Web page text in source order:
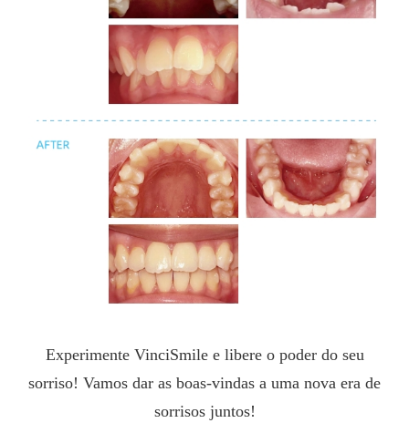
Experimente VinciSmile e libere o poder do seu
sorriso! Vamos dar as boas-vindas a uma nova era de
sorrisos juntos!